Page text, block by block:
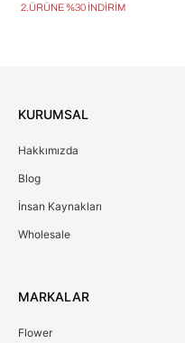
2.ÜRÜNE %30 İNDİRİM
KURUMSAL
Hakkımızda
Blog
İnsan Kaynakları
Wholesale
MARKALAR
Flower